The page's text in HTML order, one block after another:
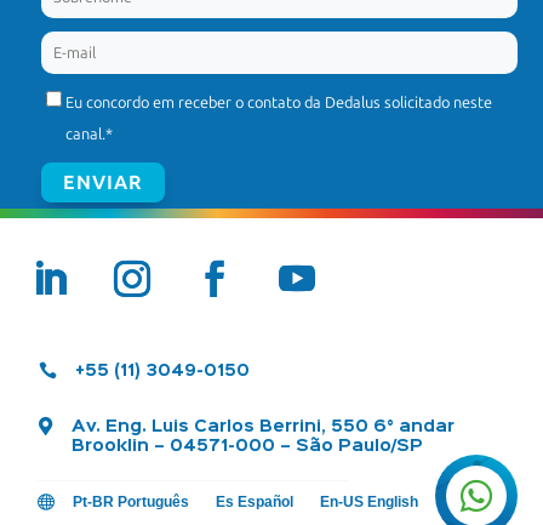
Eu concordo em receber o contato da Dedalus solicitado neste
canal.*

 +55 (11) 3049-0150

Av. Eng. Luis Carlos Berrini, 550 6° andar
Brooklin – 04571-000 – São Paulo/SP
 Pt-BR Português Es Español En-US English